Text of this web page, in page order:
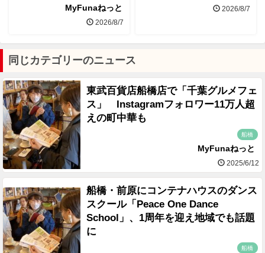
MyFunaねっと
2026/8/7
2026/8/7
同じカテゴリーのニュース
東武百貨店船橋店で「千葉グルメフェ
ス」 Instagramフォロワー11万人超
えの町中華も
船橋
MyFunaねっと
2025/6/12
船橋・前原にコンテナハウスのダンス
スクール「Peace One Dance
School」、1周年を迎え地域でも話題
に
船橋